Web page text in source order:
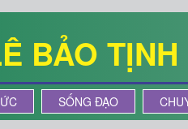
BẢO TỊNH
SỐNG ĐẠO